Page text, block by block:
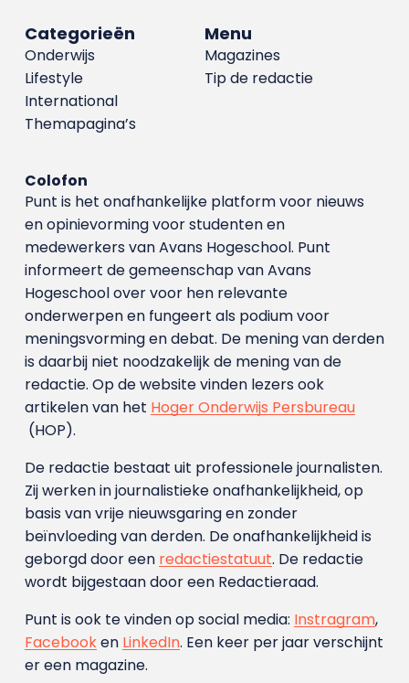
Menu
Magazines
Tip de redactie
Categorieën
Onderwijs
Lifestyle
International
Themapagina’s
Colofon
Punt is het onafhankelijke platform voor nieuws
en opinievorming voor studenten en
medewerkers van Avans Hoge­school. Punt
informeert de gemeenschap van Avans
Hogeschool over voor hen relevante
onderwerpen en fungeert als podium voor
meningsvorming en debat. De mening van derden
is daarbij niet noodzakelijk de mening van de
redactie. Op de website vinden lezers ook
artikelen van het Hoger Onderwijs Persbureau
(HOP).
De redactie bestaat uit professionele journalisten.
Zij werken in journalistieke onafhankelijkheid, op
basis van vrije nieuwsgaring en zonder
beïnvloeding van derden. De onafhankelijkheid is
geborgd door een redactiestatuut. De redactie
wordt bijgestaan door een Redactieraad.
Punt is ook te vinden op social media: Instragram,
Facebooken LinkedIn. Een keer per jaar verschijnt
er een magazine.